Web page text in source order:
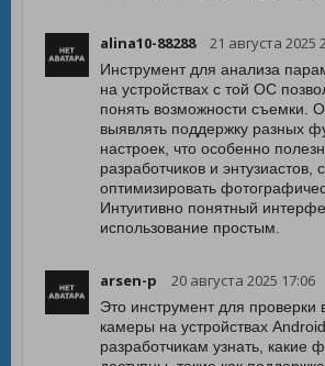
alina10-88288 21 августа 2025
Инструмент для анализа
на устройствах с той ОС
понять возможности съемки.
выявлять поддержку разных
настроек, что особенно
разработчиков и энтузиастов,
оптимизировать
Интуитивно понятный
использование простым.
arsen-p 20 августа 2025 17:06
Это инструмент для проверки
камеры на устройствах
разработчикам узнать, какие